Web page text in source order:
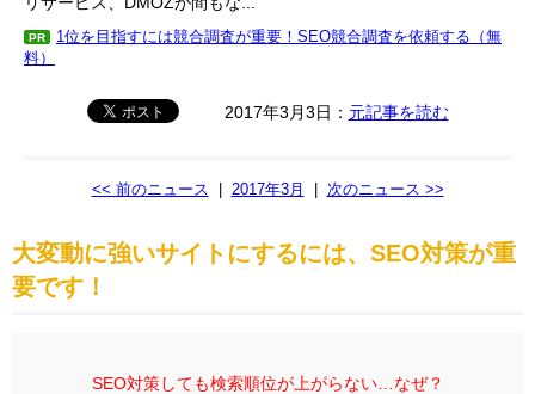
PR
1位を目指すには競合調査が重要！SEO競合調査を依頼する（無
料）
2017年3月3日： 元記事を読む
<< 前のニュース 2017年3月 次のニュース >>
大変動に強いサイトにするには、SEO対策が重
要です！
SEO対策しても検索順位が上がらない…なぜ？